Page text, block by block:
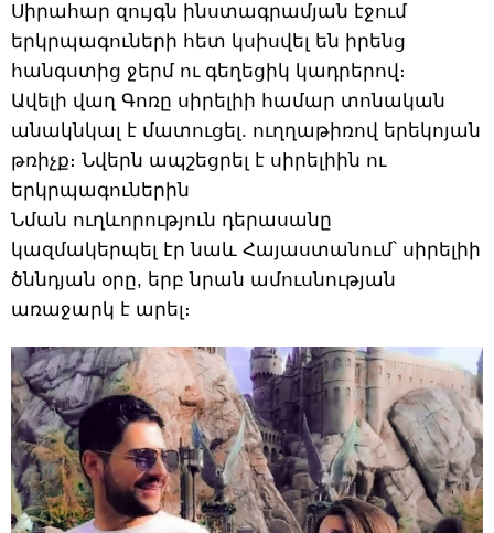
Սիրահար զույգն ինստագրամյան էջում
երկրպագուների հետ կսիսվել են իրենց
հանգստից ջերմ ու գեղեցիկ կադրերով։
Ավելի վաղ Գոռը սիրելիի համար տոնական
անակնկալ է մատուցել. ուղղաթիռով երեկոյան
թռիչք։ Նվերն ապշեցրել է սիրելիին ու
երկրպագուներին
Նման ուղևորություն դերասանը
կազմակերպել էր նաև Հայաստանում՝ սիրելիի
ծննդյան օրը, երբ նրան ամուսնության
առաջարկ է արել։